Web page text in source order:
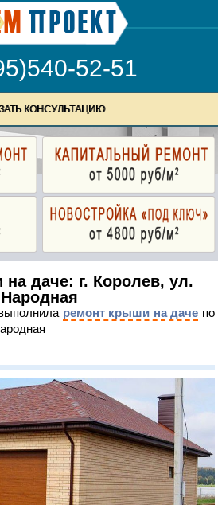
52-51
КОНСУЛЬТАЦИЮ
даче: г. Королев, ул.
Народная
ремонт крыши на даче по